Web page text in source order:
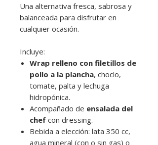
Una alternativa fresca, sabrosa y
balanceada para disfrutar en
cualquier ocasión.
Incluye:
Wrap relleno con filetillos de
pollo a la plancha, choclo,
tomate, palta y lechuga
hidropónica.
Acompañado de ensalada del
chef con dressing.
Bebida a elección: lata 350 cc,
agua mineral (con o sin gas) o